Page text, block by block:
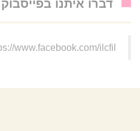
דברו איתנו בפייסבוק
www.facebook.com/ilcfil